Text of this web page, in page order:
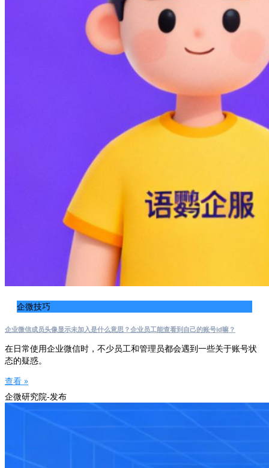
企微技巧
企业微信成员头像显示未加入是什么意思？企业员工能查看到自己的账号id嘛？
在日常使用企业微信时，不少员工和管理员都会遇到一些关于账号状
态的疑惑。
查看 »
企微研究院-发布